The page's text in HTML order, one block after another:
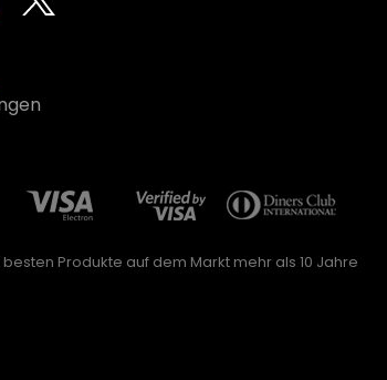
Produkte auf dem Markt mehr als 10 Jahre